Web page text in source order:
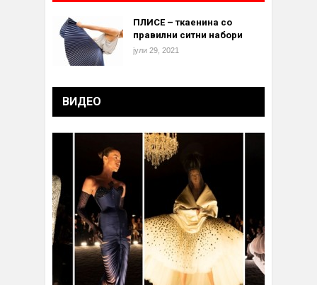
ПЛИСЕ – ткаенина со
правилни ситни набори
јули 29, 2021
ВИДЕО